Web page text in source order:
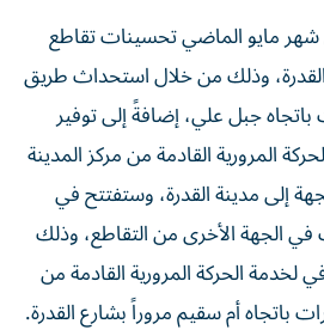
شهر مايو الماضي تحسينات تقاطع
وذلك من خلال استحداث طريق
جبل علي، إضافةً إلى توفير
المرورية القادمة من مركز المدينة
إلى مدينة القدرة، وستفتتح في
في الجهة الأخرى من التقاطع، وذلك
لخدمة الحركة المرورية القادمة من
باتجاه أم سقيم مروراً بشارع القدرة.